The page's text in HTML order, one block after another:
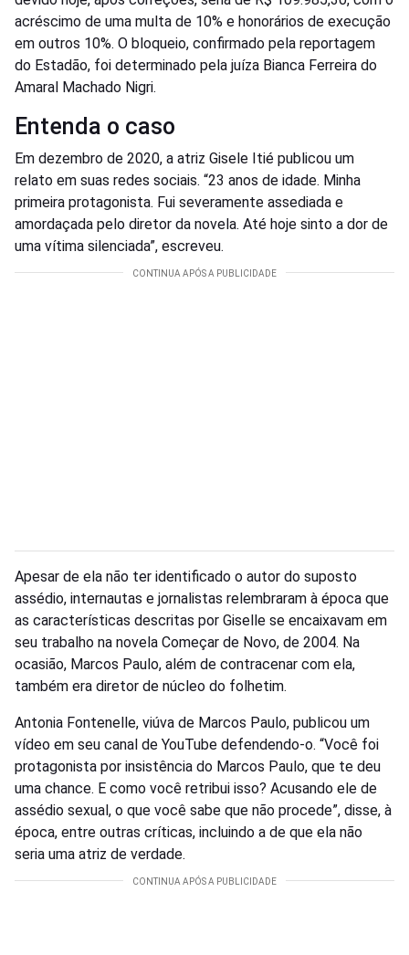
acréscimo de uma multa de 10% e honorários de execução
em outros 10%. O bloqueio, confirmado pela reportagem
do Estadão, foi determinado pela juíza Bianca Ferreira do
Amaral Machado Nigri.
Entenda o caso
Em dezembro de 2020, a atriz Gisele Itié publicou um
relato em suas redes sociais. “23 anos de idade. Minha
primeira protagonista. Fui severamente assediada e
amordaçada pelo diretor da novela. Até hoje sinto a dor de
uma vítima silenciada”, escreveu.
Apesar de ela não ter identificado o autor do suposto
assédio, internautas e jornalistas relembraram à época que
as características descritas por Giselle se encaixavam em
seu trabalho na novela Começar de Novo, de 2004. Na
ocasião, Marcos Paulo, além de contracenar com ela,
também era diretor de núcleo do folhetim.
Antonia Fontenelle, viúva de Marcos Paulo, publicou um
vídeo em seu canal de YouTube defendendo-o. “Você foi
protagonista por insistência do Marcos Paulo, que te deu
uma chance. E como você retribui isso? Acusando ele de
assédio sexual, o que você sabe que não procede”, disse, à
época, entre outras críticas, incluindo a de que ela não
seria uma atriz de verdade.